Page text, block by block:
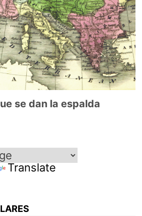
se dan la espalda
Translate